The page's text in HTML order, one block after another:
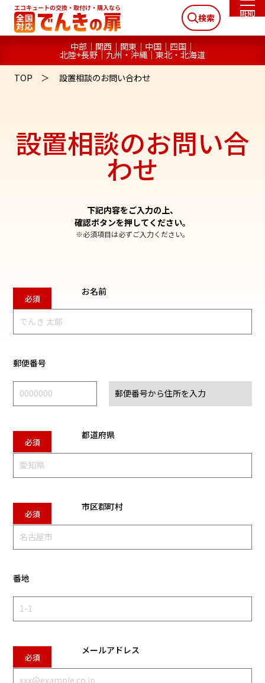
検索
中部 関西 関東 中国 四国
北陸+長野 九州・沖縄 東北・北海道
TOP 設置相談のお問い合わせ
設置相談のお問い合
わせ
下記内容をご入力の上、
確認ボタンを押してください。
※必須項目は必ずご入力ください。
お名前
郵便番号
都道府県
市区郡町村
番地
メールアドレス